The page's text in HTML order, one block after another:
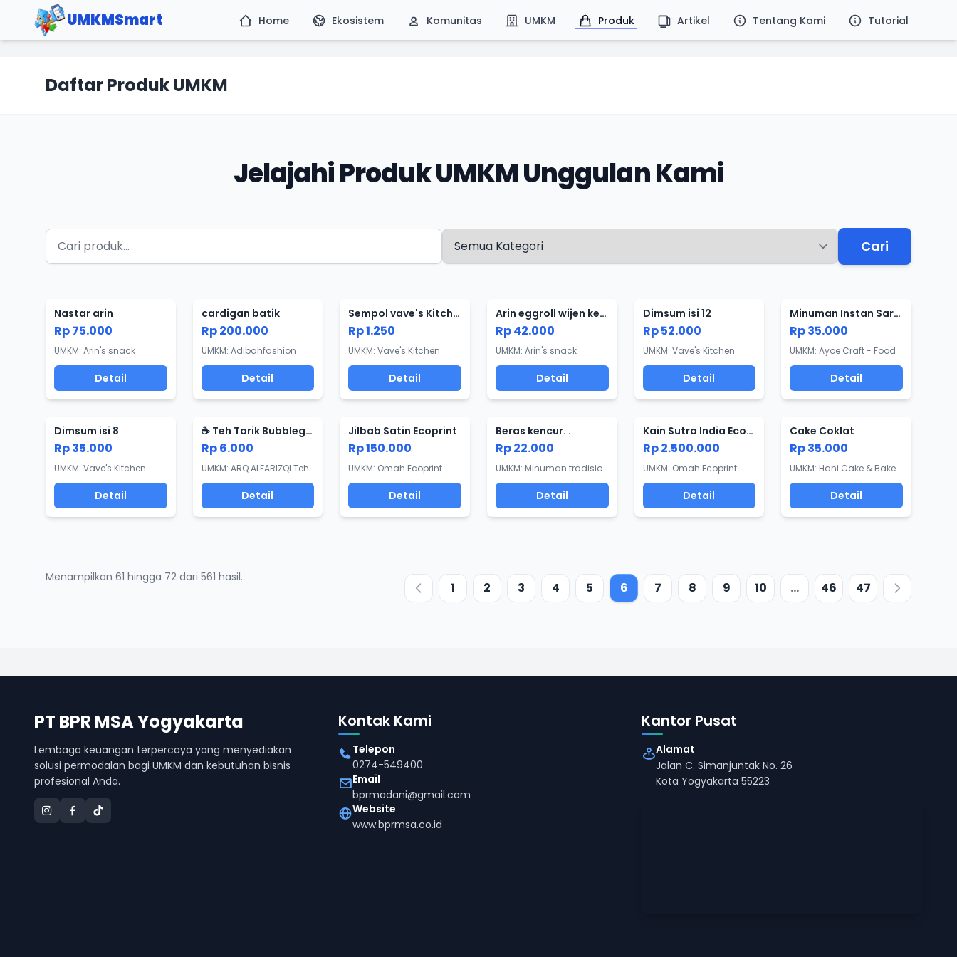
UMKMSmart Home Ekosistem Komunitas UMKM Produk Artikel Tentang Kami Tutorial
Daftar Produk UMKM
Jelajahi Produk UMKM Unggulan Kami
Cari
Nastar arin
Rp 75.000
UMKM: Arin's snack
Detail
cardigan batik
Rp 200.000
UMKM: Adibahfashion
Detail
Sempol vave's Kitchen
Rp 1.250
UMKM: Vave's Kitchen
Detail
Arin eggroll wijen keju
Rp 42.000
UMKM: Arin's snack
Detail
Dimsum isi 12
Rp 52.000
UMKM: Vave's Kitchen
Detail
Minuman Instan Sari Jahe Merah 200 gram
Rp 35.000
UMKM: Ayoe Craft - Food
Detail
Dimsum isi 8
Rp 35.000
UMKM: Vave's Kitchen
Detail
☕ Teh Tarik Bubblegum ☕
Rp 6.000
UMKM: ARQ ALFARIZQI Teh Tarik Cuzee
Detail
Jilbab Satin Ecoprint
Rp 150.000
UMKM: Omah Ecoprint
Detail
Beras kencur. .
Rp 22.000
UMKM: Minuman tradisional
Detail
Kain Sutra India Ecoprint
Rp 2.500.000
UMKM: Omah Ecoprint
Detail
Cake Coklat
Rp 35.000
UMKM: Hani Cake & Bakery
Detail
Menampilkan 61 hingga 72 dari 561 hasil.
1 2 3 4 5 6 7 8 9 10 ... 46 47
PT BPR MSA Yogyakarta
Lembaga keuangan terpercaya yang menyediakan
solusi permodalan bagi UMKM dan kebutuhan bisnis
profesional Anda.
Kontak Kami
Telepon
0274-549400
Email
bprmadani@gmail.com
Website
www.bprmsa.co.id
Kantor Pusat
Alamat
Jalan C. Simanjuntak No. 26
Kota Yogyakarta 55223